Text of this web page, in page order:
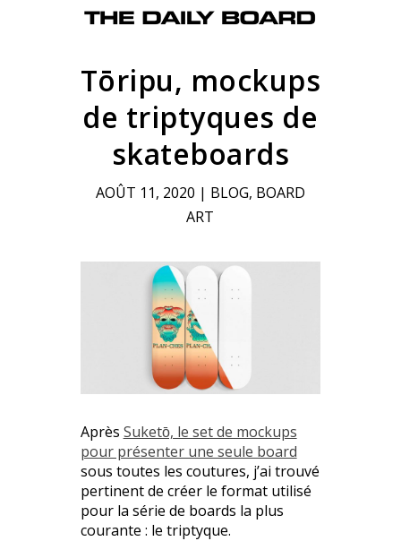
Tōripu, mockups
de triptyques de
skateboards
AOÛT 11, 2020 | BLOG, BOARD
ART
Après Suketо̄, le set de mockups
pour présenter une seule board
sous toutes les coutures, j’ai trouvé
pertinent de créer le format utilisé
pour la série de boards la plus
courante : le triptyque.